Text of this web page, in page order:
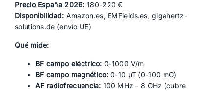
Precio España 2026: 180-220 €
Disponibilidad: Amazon.es, EMFields.es, gigahertz-
solutions.de (envío UE)
Qué mide:
BF campo eléctrico: 0-1000 V/m
BF campo magnético: 0-10 µT (0-100 mG)
AF radiofrecuencia: 100 MHz – 8 GHz (cubre